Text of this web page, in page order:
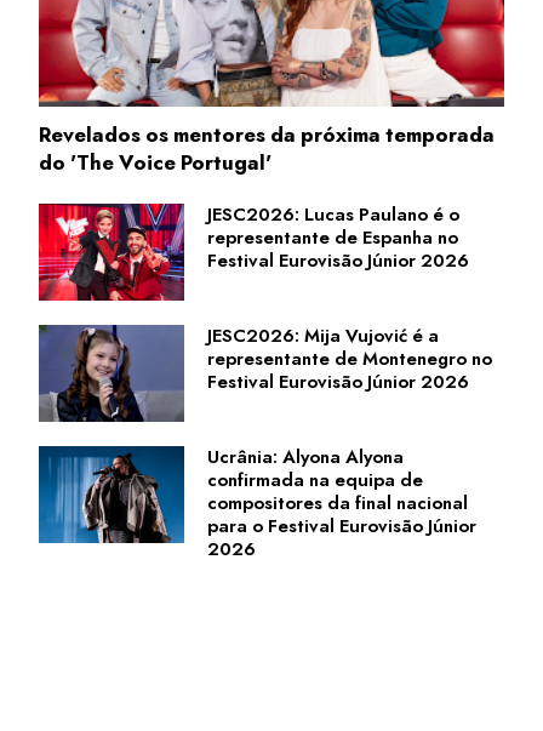
Revelados os mentores da próxima temporada
do 'The Voice Portugal'
JESC2026: Lucas Paulano é o
representante de Espanha no
Festival Eurovisão Júnior 2026
JESC2026: Mija Vujović é a
representante de Montenegro no
Festival Eurovisão Júnior 2026
Ucrânia: Alyona Alyona
confirmada na equipa de
compositores da final nacional
para o Festival Eurovisão Júnior
2026